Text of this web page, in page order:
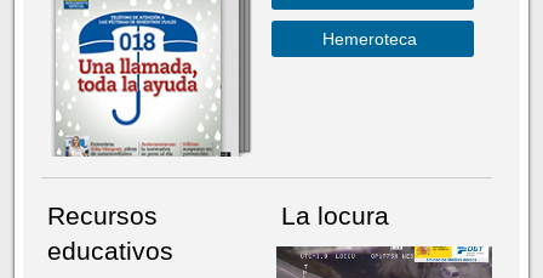
Hemeroteca
Recursos
educativos
La locura